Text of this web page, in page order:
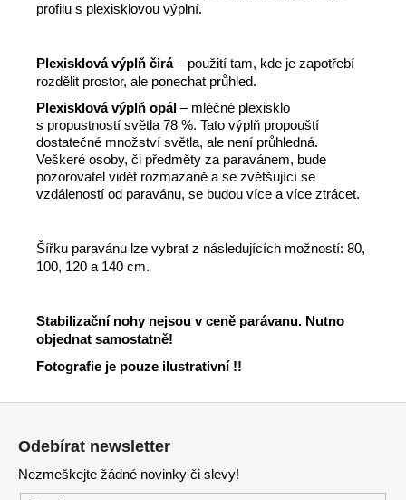
profilu s plexisklovou výplní.
Plexisklová výplň čirá – použití tam, kde je zapotřebí
rozdělit prostor, ale ponechat průhled.
Plexisklová výplň opál – mléčné plexisklo
s propustností světla 78 %. Tato výplň propouští
dostatečné množství světla, ale není průhledná.
Veškeré osoby, či předměty za paravánem, bude
pozorovatel vidět rozmazaně a se zvětšující se
vzdáleností od paravánu, se budou více a více ztrácet.
Šířku paravánu lze vybrat z následujících možností: 80,
100, 120 a 140 cm.
Stabilizační nohy nejsou v ceně parávanu. Nutno
objednat samostatně!
Fotografie je pouze ilustrativní !!
Odebírat newsletter
Nezmeškejte žádné novinky či slevy!